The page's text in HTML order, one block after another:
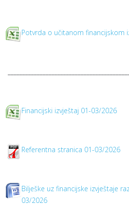
Potvrda o učitanom financijskom
Financijski izvještaj 01-03/2026
Referentna stranica 01-03/2026
Bilješke uz financijske izvještaje
03/2026